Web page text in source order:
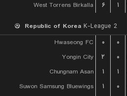
West Torrens Birkalla
۶ ۱
Republic of Korea K-League 2
Hwaseong FC
۰ ۰
Yongin City
۲ ۰
Chungnam Asan
۱ ۱
Suwon Samsung Bluewings
۱ ۰